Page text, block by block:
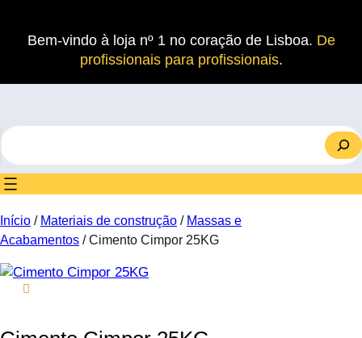
Bem-vindo à loja nº 1 no coração de Lisboa. De
profissionais para profissionais.
S
e
a
r
h
Início / Materiais de construção / Massas e
Acabamentos / Cimento Cimpor 25KG